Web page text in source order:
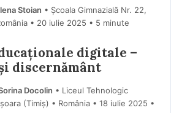
Stoian • Școala Gimnazială Nr. 22,
20 iulie 2025 • 5 minute
digitale –
discernământ
Docolin • Liceul Tehnologic
(Timiş) • România
18 iulie 2025 •